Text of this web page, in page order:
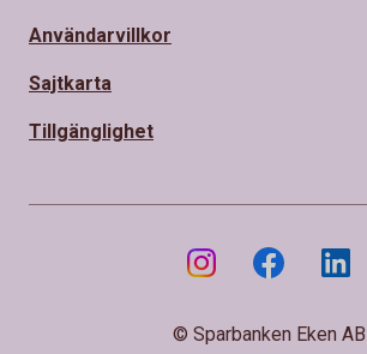
Användarvillkor
Sajtkarta
Tillgänglighet
© Sparbanken Eken AB